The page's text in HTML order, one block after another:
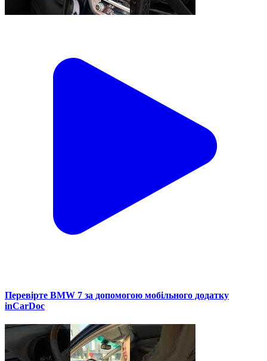
Перевірте BMW 7 за допомогою мобільного додатку
inCarDoc